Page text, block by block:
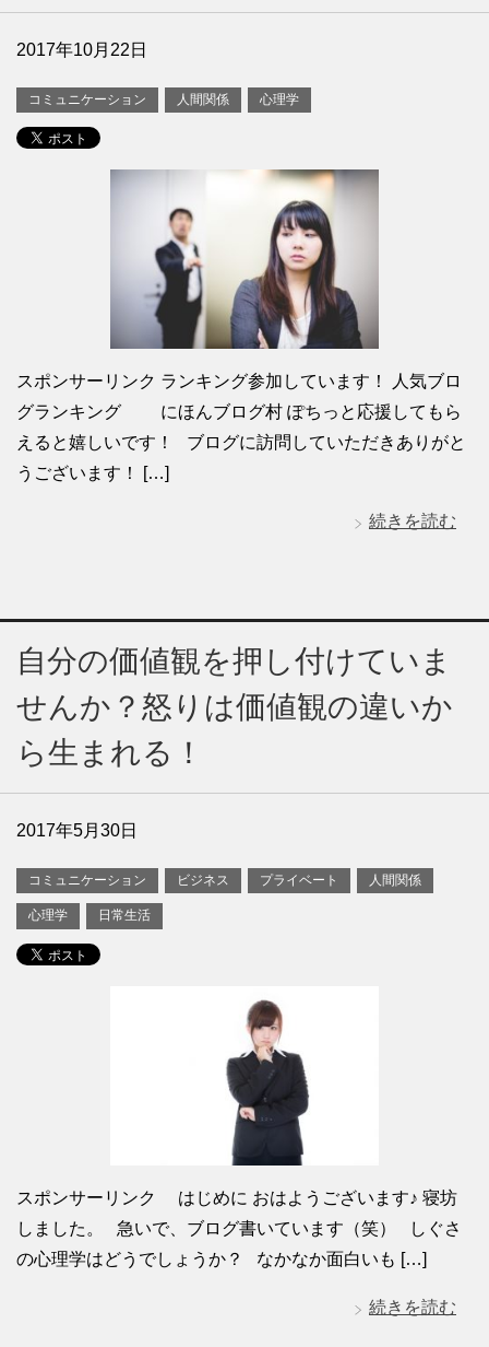
2017年10月22日
コミュニケーション 人間関係 心理学
スポンサーリンク ランキング参加しています！ 人気ブロ
グランキング にほんブログ村 ぽちっと応援してもら
えると嬉しいです！ ブログに訪問していただきありがと
うございます！ […]
続きを読む
自分の価値観を押し付けていま
せんか？怒りは価値観の違いか
ら生まれる！
2017年5月30日
コミュニケーション ビジネス プライベート 人間関係
心理学 日常生活
スポンサーリンク はじめに おはようございます♪ 寝坊
しました。 急いで、ブログ書いています（笑） しぐさ
の心理学はどうでしょうか？ なかなか面白いも […]
続きを読む